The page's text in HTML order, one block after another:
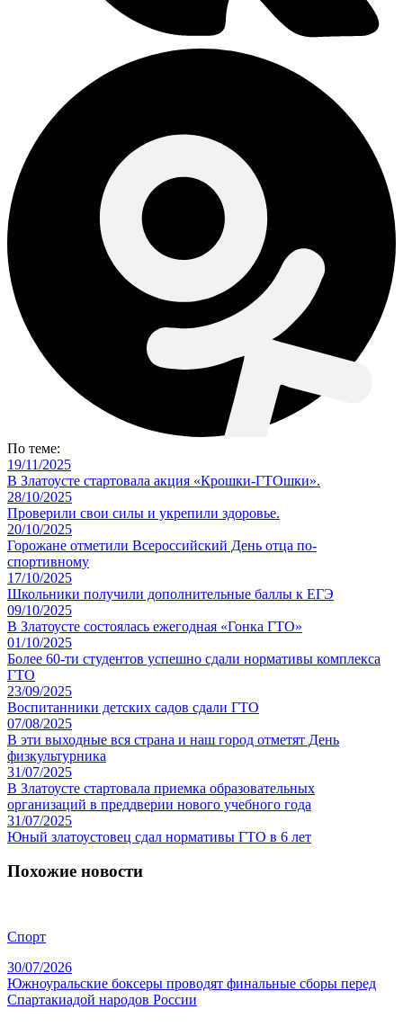
По теме:
19/11/2025
В Златоусте стартовала акция «Крошки-ГТОшки».
28/10/2025
Проверили свои силы и укрепили здоровье.
20/10/2025
Горожане отметили Всероссийский День отца по-
спортивному
17/10/2025
Школьники получили дополнительные баллы к ЕГЭ
09/10/2025
В Златоусте состоялась ежегодная «Гонка ГТО»
01/10/2025
Более 60-ти студентов успешно сдали нормативы комплекса
ГТО
23/09/2025
Воспитанники детских садов сдали ГТО
07/08/2025
В эти выходные вся страна и наш город отметят День
физкультурника
31/07/2025
В Златоусте стартовала приемка образовательных
организаций в преддверии нового учебного года
31/07/2025
Юный златоустовец сдал нормативы ГТО в 6 лет
Похожие новости
Спорт
30/07/2026
Южноуральские боксеры проводят финальные сборы перед
Спартакиадой народов России